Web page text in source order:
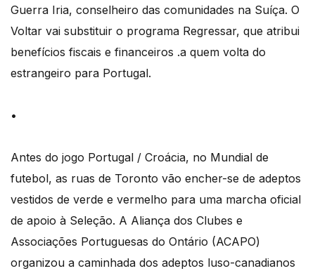
Guerra Iria, conselheiro das comunidades na Suíça. O
Voltar vai substituir o programa Regressar, que atribui
benefícios fiscais e financeiros .a quem volta do
estrangeiro para Portugal.
•
Antes do jogo Portugal / Croácia, no Mundial de
futebol, as ruas de Toronto vão encher-se de adeptos
vestidos de verde e vermelho para uma marcha oficial
de apoio à Seleção. A Aliança dos Clubes e
Associações Portuguesas do Ontário (ACAPO)
organizou a caminhada dos adeptos luso-canadianos